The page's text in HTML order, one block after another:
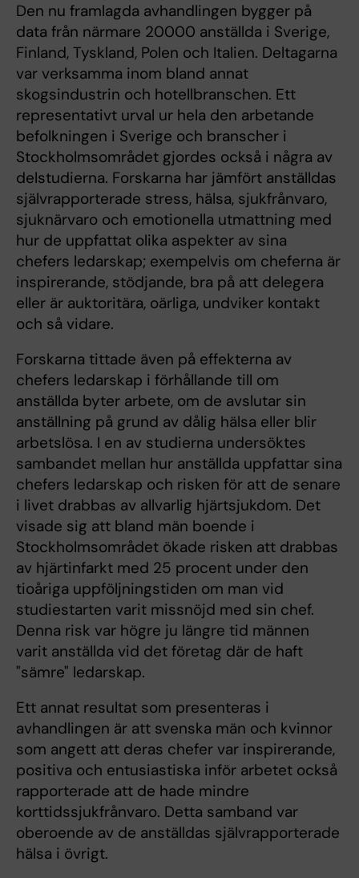
Den nu framlagda avhandlingen bygger på
data från närmare 20000 anställda i Sverige,
Finland, Tyskland, Polen och Italien. Deltagarna
var verksamma inom bland annat
skogsindustrin och hotellbranschen. Ett
representativt urval ur hela den arbetande
befolkningen i Sverige och branscher i
Stockholmsområdet gjordes också i några av
delstudierna. Forskarna har jämfört anställdas
självrapporterade stress, hälsa, sjukfrånvaro,
sjuknärvaro och emotionella utmattning med
hur de uppfattat olika aspekter av sina
chefers ledarskap; exempelvis om cheferna är
inspirerande, stödjande, bra på att delegera
eller är auktoritära, oärliga, undviker kontakt
och så vidare.
Forskarna tittade även på effekterna av
chefers ledarskap i förhållande till om
anställda byter arbete, om de avslutar sin
anställning på grund av dålig hälsa eller blir
arbetslösa. I en av studierna undersöktes
sambandet mellan hur anställda uppfattar sina
chefers ledarskap och risken för att de senare
i livet drabbas av allvarlig hjärtsjukdom. Det
visade sig att bland män boende i
Stockholmsområdet ökade risken att drabbas
av hjärtinfarkt med 25 procent under den
tioåriga uppföljningstiden om man vid
studiestarten varit missnöjd med sin chef.
Denna risk var högre ju längre tid männen
varit anställda vid det företag där de haft
"sämre" ledarskap.
Ett annat resultat som presenteras i
avhandlingen är att svenska män och kvinnor
som angett att deras chefer var inspirerande,
positiva och entusiastiska inför arbetet också
rapporterade att de hade mindre
korttidssjukfrånvaro. Detta samband var
oberoende av de anställdas självrapporterade
hälsa i övrigt.